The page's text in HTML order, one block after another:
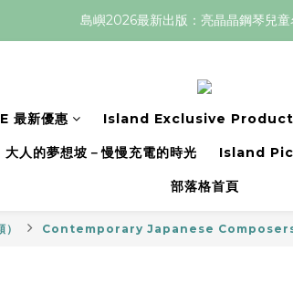
島嶼2026最新出版：亮晶晶鋼琴兒童
最新優惠 Island Exclusive Products
大人的夢想坡－慢慢充電的時光 Island
部落格首頁
Contemporary Japanese Composers